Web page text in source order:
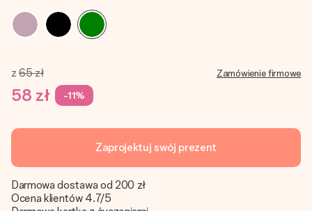
z 65 zł
58 zł -11%
Zamówienie firmowe
Zaprojektuj swój prezent
Darmowa dostawa od 200 zł
Ocena klientów 4.7/5